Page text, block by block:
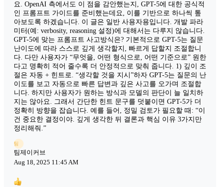
요. OpenAI 측에서도 이 점을 감안했는지, GPT-5에 대한 공식적
인 프롬프트 가이드를 준비했는데요, 이를 기반으로 하나씩 톺
아보도록 하겠습니다. 이 글은 일반 사용자용입니다. 개발 파라
미터(예: verbosity, reasoning 설정)에 대해서는 다루지 않습니다.
GPT-5에 맞는 프롬프트 사고방식은? 기본적으로 GPT-5는 질문
난이도에 따라 스스로 깊게 생각할지, 빠르게 답할지 조절합니
다. 다만 사용자가 “무엇을, 어떤 형식으로, 어떤 기준으로” 원한
다고 명확히 적어 줄수록 더 안정적으로 맞춰 줍니다. 1) 깊이 조
절은 자동 + 힌트로. “생각할 것을 지시”하자 GPT-5는 질문의 난
이도를 보고 자동으로 빠른 답변과 깊은 사고를 오가며 조절합
니다. 하지만 사용자가 원하는 방식과 모델의 판단이 늘 일치하
지는 않아요. 그래서 간단한 힌트 문구를 덧붙이면 GPT-5가 더
정확히 방향을 잡습니다. 예를 들어, 정밀 검토가 필요할 때: “이
건 중요한 결정이야. 깊게 생각한 뒤 결론과 핵심 이유 3가지만
정리해줘.”
팀
팀제이커브
Aug 18, 2025 11:45 AM